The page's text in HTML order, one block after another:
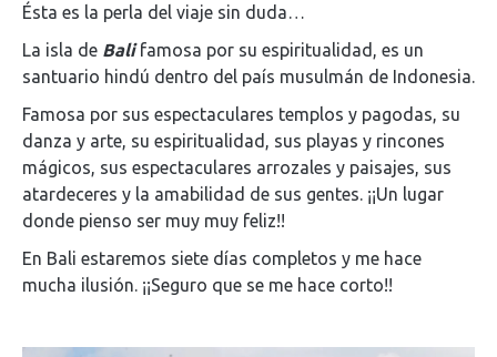
Ésta es la perla del viaje sin duda…
La isla de Balifamosa por su espiritualidad, es un
santuario hindú dentro del país musulmán de Indonesia.
Famosa por sus espectaculares templos y pagodas, su
danza y arte, su espiritualidad, sus playas y rincones
mágicos, sus espectaculares arrozales y paisajes, sus
atardeceres y la amabilidad de sus gentes. ¡¡Un lugar
donde pienso ser muy muy feliz!!
En Bali estaremos siete días completos y me hace
mucha ilusión. ¡¡Seguro que se me hace corto!!